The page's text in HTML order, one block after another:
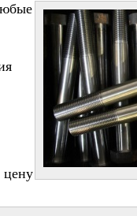
цену